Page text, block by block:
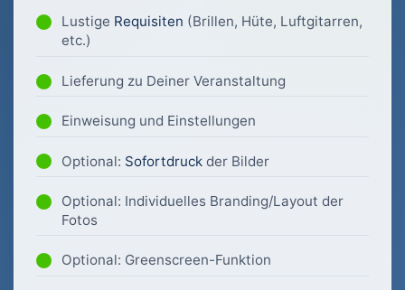
Lustige Requisiten (Brillen, Hüte, Luftgitarren,
etc.)
Lieferung zu Deiner Veranstaltung
Einweisung und Einstellungen
Optional: Sofortdruck der Bilder
Optional: Individuelles Branding/Layout der
Fotos
Optional: Greenscreen-Funktion